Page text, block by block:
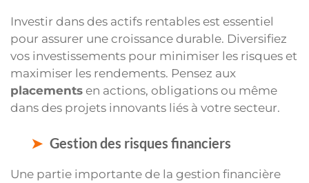
Investir dans des actifs rentables est essentiel
pour assurer une croissance durable. Diversifiez
vos investissements pour minimiser les risques et
maximiser les rendements. Pensez aux
placements en actions, obligations ou même
dans des projets innovants liés à votre secteur.
Gestion des risques financiers
Une partie importante de la gestion financière